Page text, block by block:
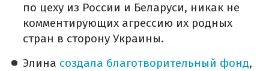
по цеху из России и Беларуси, никак не
комментирующих агрессию их родных
стран в сторону Украины.
Элина создала благотворительный фонд,